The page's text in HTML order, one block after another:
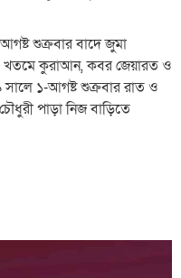
শুক্রবার বাদে জুমা
খতমে কুরাআন, কবর জেয়ারত ও
সালে ১-আগষ্ট শুক্রবার রাত ও
পাড়া নিজ বাড়িতে